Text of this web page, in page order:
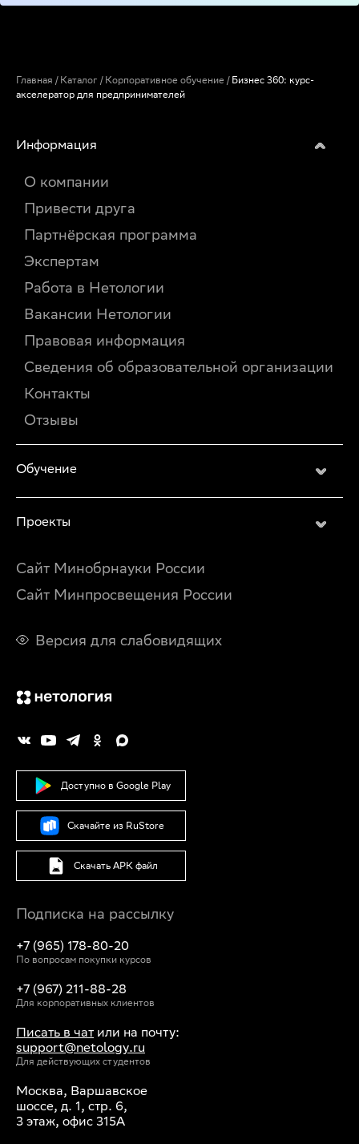
Главная / Каталог / Корпоративное обучение / Бизнес 360: курс-
акселератор для предпринимателей
Доступно в Google Play
Скачайте из RuStore
Скачать APK файл
Подписка на рассылку
+7 (965) 178-80-20
По вопросам покупки курсов
+7 (967) 211-88-28
Для корпоративных клиентов
Писать в чат или на почту:
support@netology.ru
Для действующих студентов
Москва, Варшавское
шоссе, д. 1, стр. 6,
3 этаж, офис 315А
Информация
О компании
Привести друга
Партнёрская программа
Экспертам
Работа в Нетологии
Вакансии Нетологии
Правовая информация
Сведения об образовательной организации
Контакты
Отзывы
Обучение
Проекты
Сайт Минобрнауки России
Сайт Минпросвещения России
Версия для слабовидящих